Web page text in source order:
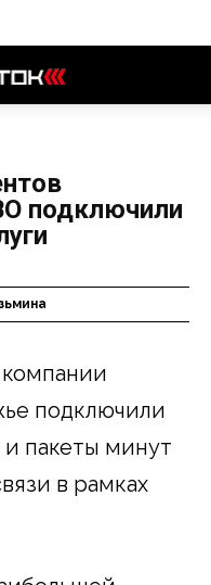
подключили
подключили
пакеты минут
в рамках